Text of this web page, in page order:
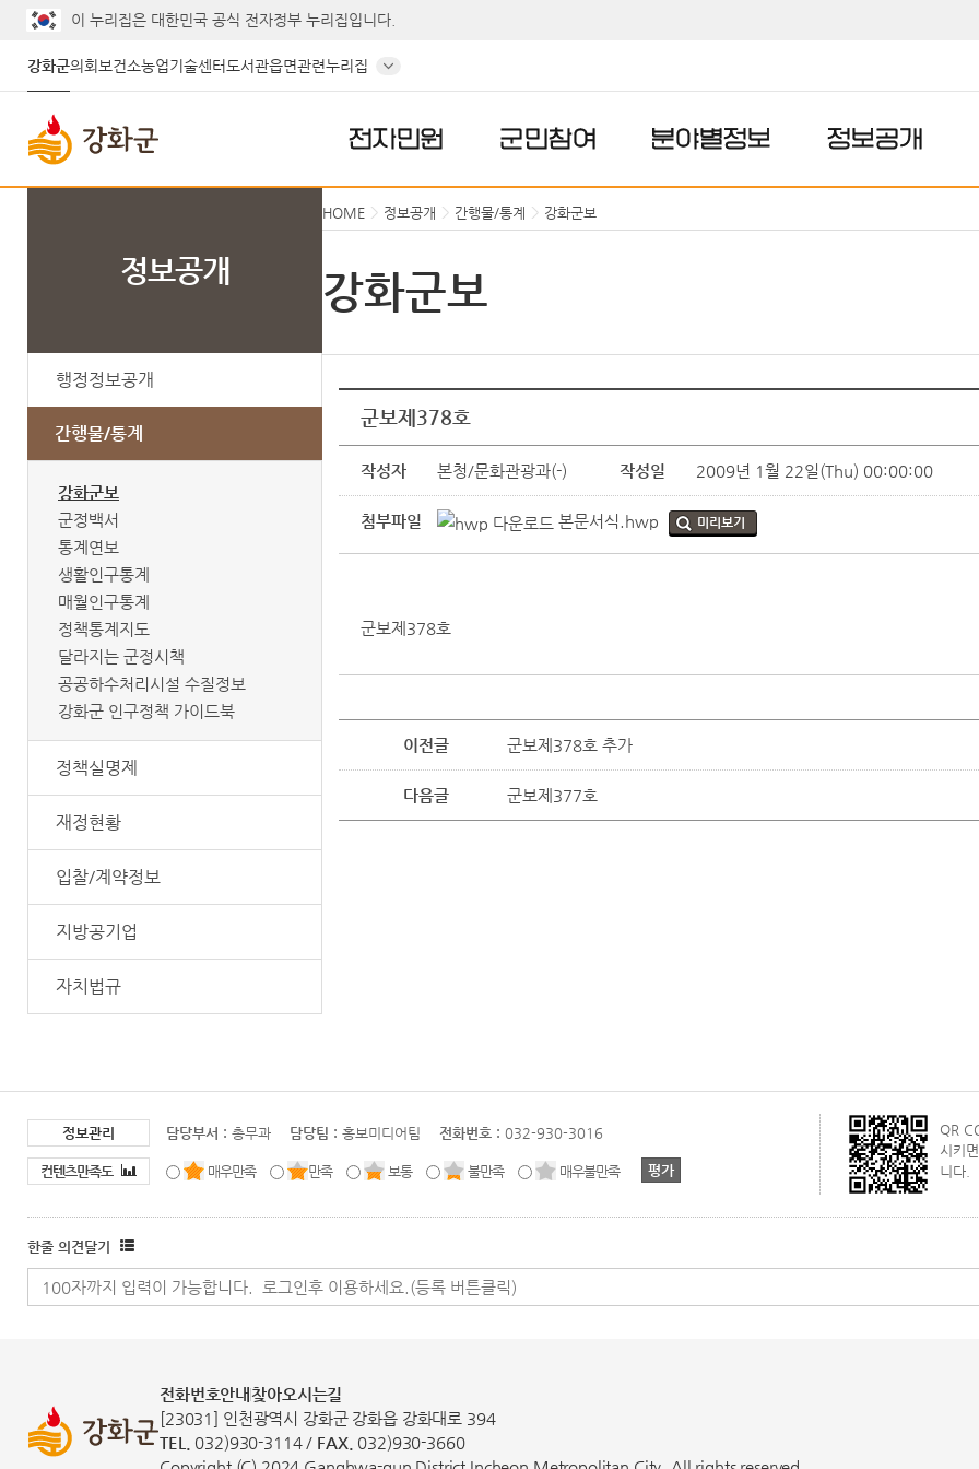
이 누리집은 대한민국 공식 전자정부 누리집입니다.
강화군의회 보건소농업기술센터 도서관읍면관련누리집
전자민원 군민참여 분야별정보 정보공개
정보공개
행정정보공개
간행물/통계
강화군보
군정백서
통계연보
생활인구통계
매월인구통계
정책통계지도
달라지는 군정시책
공공하수처리시설 수질정보
강화군 인구정책 가이드북
정책실명제
재정현황
입찰/계약정보
지방공기업
자치법규
HOME 정보공개 간행물/통계 강화군보
강화군보
군보제378호
작성자 본청/문화관광과(-) 작성일 2009년 1월 22일(Thu) 00:00:00
첨부파일 본문서식.hwp 미리보기
군보제378호
이전글 군보제378호 추가
다음글 군보제377호
정보관리 담당부서 : 총무과 담당팀 : 홍보미디어팀 전화번호 : 032-930-3016
컨텐츠만족도 매우만족 만족 보통 불만족 매우불만족
QR
시키
니다.
한줄 의견달기
전화번호안내찾아오시는길
[23031] 인천광역시 강화군 강화읍 강화대로 394
TEL.
032)930-3114 / FAX. 032)930-3660